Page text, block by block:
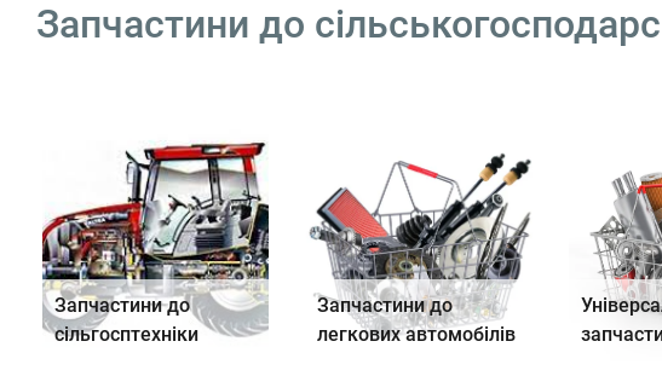
Запчастини до
Запчастини до
сільгосптехніки
Запчастини до
легкових автомобілів